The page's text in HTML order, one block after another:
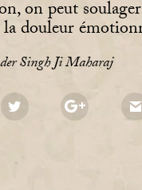
on peut
douleur
Singh Ji Maharaj